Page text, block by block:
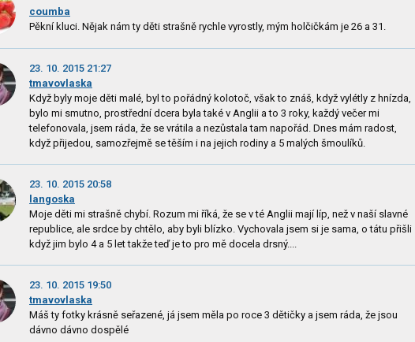
coumba
Pěkní kluci. Nějak nám ty děti strašně rychle vyrostly, mým holčičkám je 26 a 31.
23. 10. 2015 21:27
tmavovlaska
Když byly moje děti malé, byl to pořádný kolotoč, však to znáš, když vylétly z hnízda,
bylo mi smutno, prostřední dcera byla také v Anglii a to 3 roky, každý večer mi
telefonovala, jsem ráda, že se vrátila a nezůstala tam napořád. Dnes mám radost,
když přijedou, samozřejmě se těším i na jejich rodiny a 5 malých šmoulíků.
23. 10. 2015 20:58
langoska
Moje děti mi strašně chybí. Rozum mi říká, že se v té Anglii mají líp, než v naší slavné
republice, ale srdce by chtělo, aby byli blízko. Vychovala jsem si je sama, o tátu přišli
když jim bylo 4 a 5 let takže teď je to pro mě docela drsný....
23. 10. 2015 19:50
tmavovlaska
Máš ty fotky krásně seřazené, já jsem měla po roce 3 dětičky a jsem ráda, že jsou
dávno dávno dospělé